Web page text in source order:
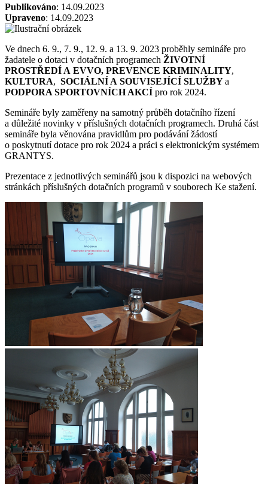
Publikováno: 14.09.2023
Upraveno: 14.09.2023
Ve dnech 6. 9., 7. 9., 12. 9. a 13. 9. 2023 proběhly semináře pro
žadatele o dotaci v dotačních programech ŽIVOTNÍ
PROSTŘEDÍ A EVVO, PREVENCE KRIMINALITY,
KULTURA, SOCIÁLNÍ A SOUVISEJÍCÍ SLUŽBYa
PODPORA SPORTOVNÍCH AKCÍ pro rok 2024.
Semináře byly zaměřeny na samotný průběh dotačního řízení
a důležité novinky v příslušných dotačních programech. Druhá část
semináře byla věnována pravidlům pro podávání žádostí
o poskytnutí dotace pro rok 2024 a práci s elektronickým systémem
GRANTYS.
Prezentace z jednotlivých seminářů jsou k dispozici na webových
stránkách příslušných dotačních programů v souborech Ke stažení.